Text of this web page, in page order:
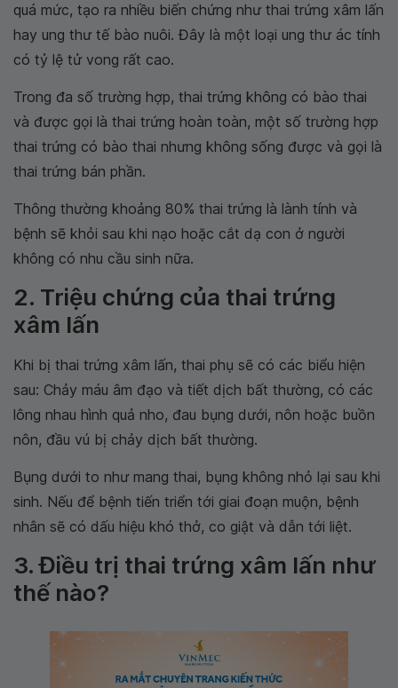
quá mức, tạo ra nhiều biến chứng như thai trứng xâm lấn
hay ung thư tế bào nuôi. Đây là một loại ung thư ác tính
có tỷ lệ tử vong rất cao.
Trong đa số trường hợp, thai trứng không có bào thai
và được gọi là thai trứng hoàn toàn, một số trường hợp
thai trứng có bào thai nhưng không sống được và gọi là
thai trứng bán phần.
Thông thường khoảng 80% thai trứng là lành tính và
bệnh sẽ khỏi sau khi nạo hoặc cắt dạ con ở người
không có nhu cầu sinh nữa.
2. Triệu chứng của thai trứng
xâm lấn
Khi bị thai trứng xâm lấn, thai phụ sẽ có các biểu hiện
sau: Chảy máu âm đạo và tiết dịch bất thường, có các
lông nhau hình quả nho, đau bụng dưới, nôn hoặc buồn
nôn, đầu vú bị chảy dịch bất thường.
Bụng dưới to như mang thai, bụng không nhỏ lại sau khi
sinh. Nếu để bệnh tiến triển tới giai đoạn muộn, bệnh
nhân sẽ có dấu hiệu khó thở, co giật và dẫn tới liệt.
3. Điều trị thai trứng xâm lấn như
thế nào?